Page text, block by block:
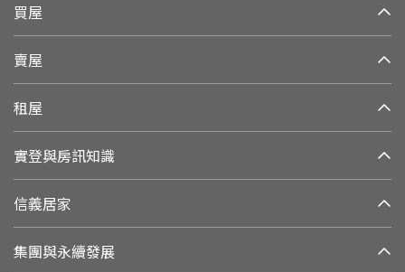
買屋
賣屋
租屋
實登與房訊知識
信義居家
集團與永續發展